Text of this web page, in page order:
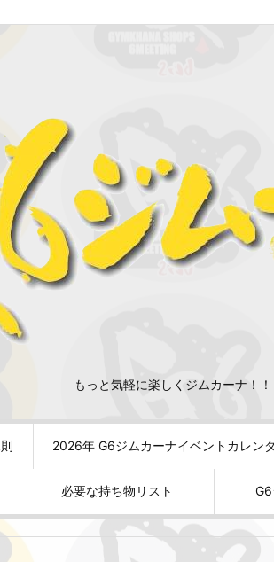
もっと気軽に楽しくジムカーナ！！
2026年 G6ジムカーナイベントカレン
必要な持ち物リスト